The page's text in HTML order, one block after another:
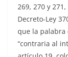
269, 270 y
Decreto-Ley
que la palabra
“contraria al